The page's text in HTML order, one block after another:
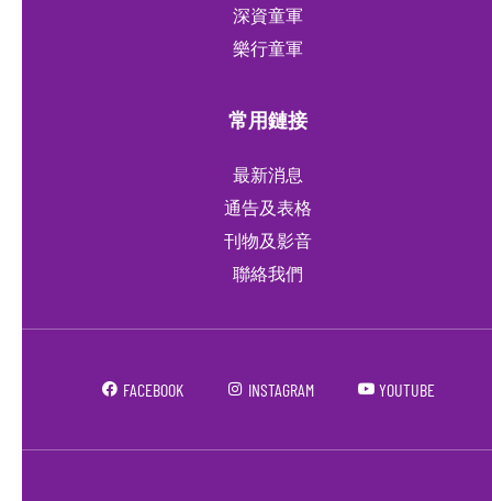
深資童軍
樂行童軍
常用鏈接
最新消息
通告及表格
刊物及影音
聯絡我們
FACEBOOK INSTAGRAM YOUTUBE